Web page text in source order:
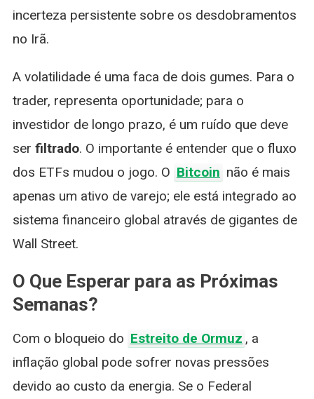
incerteza persistente sobre os desdobramentos
no Irã.
A volatilidade é uma faca de dois gumes. Para o
trader, representa oportunidade; para o
investidor de longo prazo, é um ruído que deve
ser filtrado. O importante é entender que o fluxo
dos ETFs mudou o jogo. O Bitcoin não é mais
apenas um ativo de varejo; ele está integrado ao
sistema financeiro global através de gigantes de
Wall Street.
O Que Esperar para as Próximas
Semanas?
Com o bloqueio do Estreito de Ormuz , a
inflação global pode sofrer novas pressões
devido ao custo da energia. Se o Federal